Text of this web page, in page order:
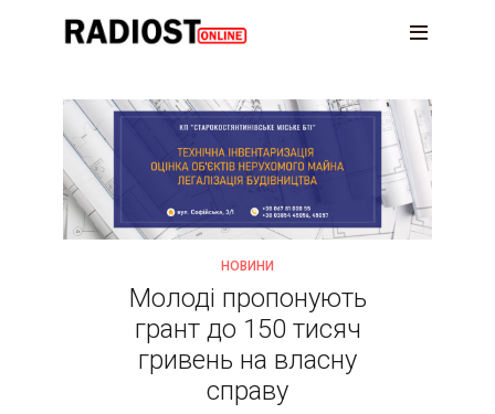
НОВИНИ
Молоді пропонують
грант до 150 тисяч
гривень на власну
справу